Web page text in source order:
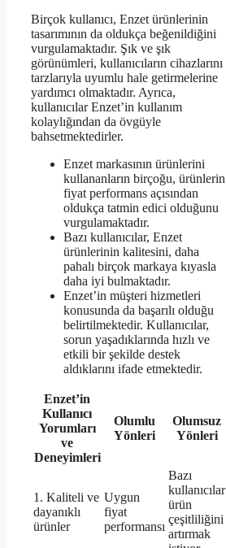
Birçok kullanıcı, Enzet ürünlerinin
tasarımının da oldukça beğenildiğini
vurgulamaktadır. Şık ve şık
görünümleri, kullanıcıların cihazlarını
tarzlarıyla uyumlu hale getirmelerine
yardımcı olmaktadır. Ayrıca,
kullanıcılar Enzet’in kullanım
kolaylığından da övgüyle
bahsetmektedirler.
Enzet markasının ürünlerini
kullananların birçoğu, ürünlerin
fiyat performans açısından
oldukça tatmin edici olduğunu
vurgulamaktadır.
Bazı kullanıcılar, Enzet
ürünlerinin kalitesini, daha
pahalı birçok markaya kıyasla
daha iyi bulmaktadır.
Enzet’in müşteri hizmetleri
konusunda da başarılı olduğu
belirtilmektedir. Kullanıcılar,
sorun yaşadıklarında hızlı ve
etkili bir şekilde destek
aldıklarını ifade etmektedir.
Enzet’in
Kullanıcı
Yorumları
ve
Deneyimleri
Olumlu
Yönleri
Olumsuz
Yönleri
1. Kaliteli ve
dayanıklı
ürünler
Uygun
fiyat
performansı
Bazı
kullanıcılar
ürün
çeşitliliğini
artırmak